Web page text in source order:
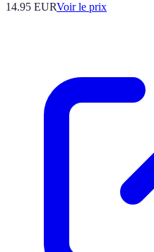
14.95 EURVoir le prix